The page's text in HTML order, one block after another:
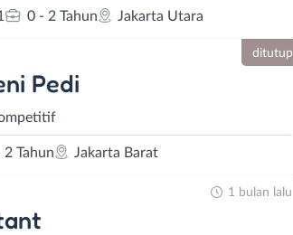
0 - 2 Tahun Jakarta Utara
Pedi
2 Tahun Jakarta Barat
ditutup
1 bulan lalu